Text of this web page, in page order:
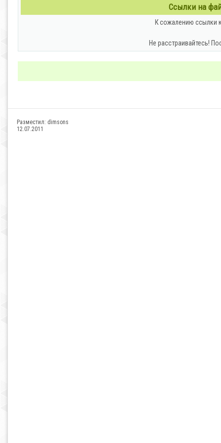
Ссылки на
К сожалению ссылки
Не расстраивайтесь!
Разместил: dimsons
12.07.2011